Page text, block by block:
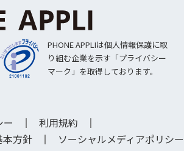
PHONE APPLIは個人情報保護に取
り組む企業を示す「プライバシー
マーク」を取得しております。
ー
利用規約
本方針
ソーシャルメディアポリシー